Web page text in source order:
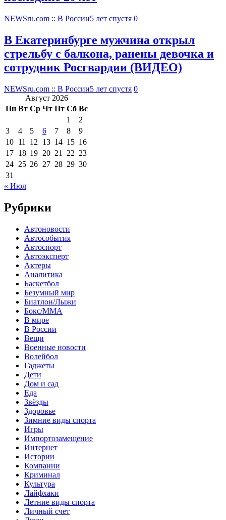
NEWSru.com :: В России5 лет спустя 0
В Екатеринбурге мужчина открыл
стрельбу с балкона, ранены девочка и
сотрудник Росгвардии (ВИДЕО)
NEWSru.com :: В России5 лет спустя 0
Август 2026
Пн Вт Ср Чт Пт Сб Вс
1
2
3
4 5 6 7 8
9
10 11 12 13 14 15 16
17 18 19 20 21 22 23
24 25 26 27 28 29 30
31
« Июл
Рубрики
Автоновости
Автособытия
Автоспорт
Автоэксперт
Актеры
Аналитика
Баскетбол
Безумный мир
Биатлон/Лыжи
Бокс/MMA
В мире
В России
Вещи
Военные новости
Волейбол
Гаджеты
Дети
Дом и сад
Еда
Звёзды
Здоровье
Зимние виды спорта
Игры
Импортозамещение
Интернет
Истории
Компании
Криминал
Культура
Лайфхаки
Летние виды спорта
Личный счет